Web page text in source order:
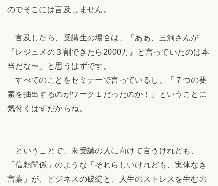
のでそこには言及しません。
言及したら、受講生の場合は、「ああ、三洞さんが
『レジュメの３割できたら2000万』と言っていたのは本
当だな〜」と思うはずです。
すべてのことをセミナーで言っているし、「７つの要
素を抽出するのがワーク１だったのか！」ということに
気付くはずだからね。
ということで、未受講の人に向けて言うけれども、
「信頼関係」のような「それらしいけれども、実体なき
言葉」が、ビジネスの破綻と、人生のストレスを生むの